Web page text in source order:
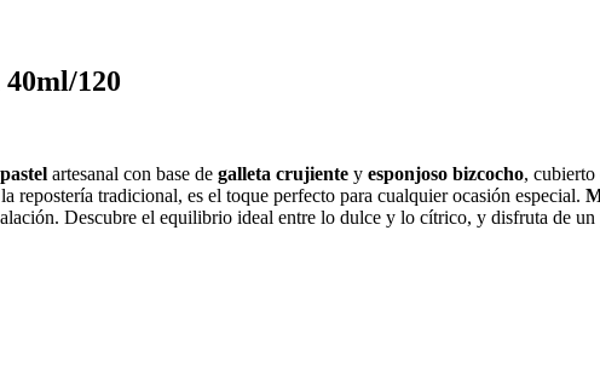
120
pastel artesanal con base de galleta crujiente y esponjoso bizcocho, cubierto
repostería tradicional, es el toque perfecto para cualquier ocasión especial.
Descubre el equilibrio ideal entre lo dulce y lo cítrico, y disfruta de